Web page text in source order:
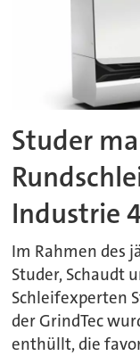
Studer
Industrie
Im Rahmen des
Studer, Schaudt
Schleifexperten
der GrindTec
enthüllt, die